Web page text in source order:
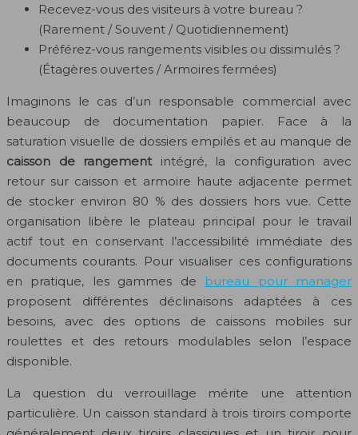
Recevez-vous des visiteurs à votre bureau ?
(Rarement / Souvent / Quotidiennement)
Préférez-vous rangements visibles ou dissimulés ?
(Étagères ouvertes / Armoires fermées)
Imaginons le cas d’un responsable commercial avec
beaucoup de documentation papier. Face à la
saturation visuelle de dossiers empilés et au manque de
caisson de rangementintégré, la configuration avec
retour sur caisson et armoire haute adjacente permet
de stocker environ 80 % des dossiers hors vue. Cette
organisation libère le plateau principal pour le travail
actif tout en conservant l’accessibilité immédiate des
documents courants. Pour visualiser ces configurations
en pratique, les gammes de bureau pour manager
proposent différentes déclinaisons adaptées à ces
besoins, avec des options de caissons mobiles sur
roulettes et des retours modulables selon l’espace
disponible.
La question du verrouillage mérite une attention
particulière. Un caisson standard à trois tiroirs comporte